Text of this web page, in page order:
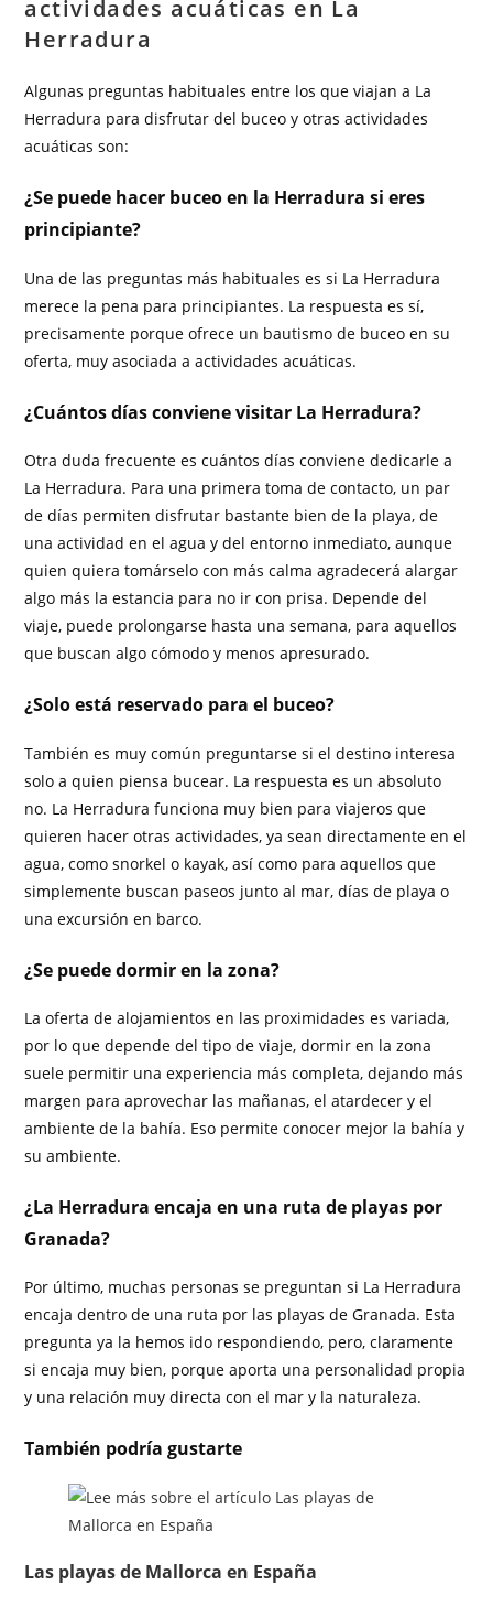
actividades acuáticas en La
Herradura
Algunas preguntas habituales entre los que viajan a La
Herradura para disfrutar del buceo y otras actividades
acuáticas son:
¿Se puede hacer buceo en la Herradura si eres
principiante?
Una de las preguntas más habituales es si La Herradura
merece la pena para principiantes. La respuesta es sí,
precisamente porque ofrece un bautismo de buceo en su
oferta, muy asociada a actividades acuáticas.
¿Cuántos días conviene visitar La Herradura?
Otra duda frecuente es cuántos días conviene dedicarle a
La Herradura. Para una primera toma de contacto, un par
de días permiten disfrutar bastante bien de la playa, de
una actividad en el agua y del entorno inmediato, aunque
quien quiera tomárselo con más calma agradecerá alargar
algo más la estancia para no ir con prisa. Depende del
viaje, puede prolongarse hasta una semana, para aquellos
que buscan algo cómodo y menos apresurado.
¿Solo está reservado para el buceo?
También es muy común preguntarse si el destino interesa
solo a quien piensa bucear. La respuesta es un absoluto
no. La Herradura funciona muy bien para viajeros que
quieren hacer otras actividades, ya sean directamente en el
agua, como snorkel o kayak, así como para aquellos que
simplemente buscan paseos junto al mar, días de playa o
una excursión en barco.
¿Se puede dormir en la zona?
La oferta de alojamientos en las proximidades es variada,
por lo que depende del tipo de viaje, dormir en la zona
suele permitir una experiencia más completa, dejando más
margen para aprovechar las mañanas, el atardecer y el
ambiente de la bahía. Eso permite conocer mejor la bahía y
su ambiente.
¿La Herradura encaja en una ruta de playas por
Granada?
Por último, muchas personas se preguntan si La Herradura
encaja dentro de una ruta por las playas de Granada. Esta
pregunta ya la hemos ido respondiendo, pero, claramente
si encaja muy bien, porque aporta una personalidad propia
y una relación muy directa con el mar y la naturaleza.
También podría gustarte
Las playas de Mallorca en España